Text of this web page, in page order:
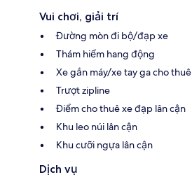
Vui chơi, giải trí
Đường mòn đi bộ/đạp xe
Thám hiểm hang động
Xe gắn máy/xe tay ga cho thuê
Trượt zipline
Điểm cho thuê xe đạp lân cận
Khu leo núi lân cận
Khu cưỡi ngựa lân cận
Dịch vụ